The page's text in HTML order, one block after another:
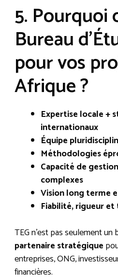
5. Pourquoi
Bureau
pour vos
Afrique ?
Expertise locale +
internationaux
Équipe
Méthodologies
Capacité de
complexes
Vision long terme
Fiabilité, rigueur et
TEG n’est pas seulement un
partenaire stratégique
entreprises, ONG,
financières.